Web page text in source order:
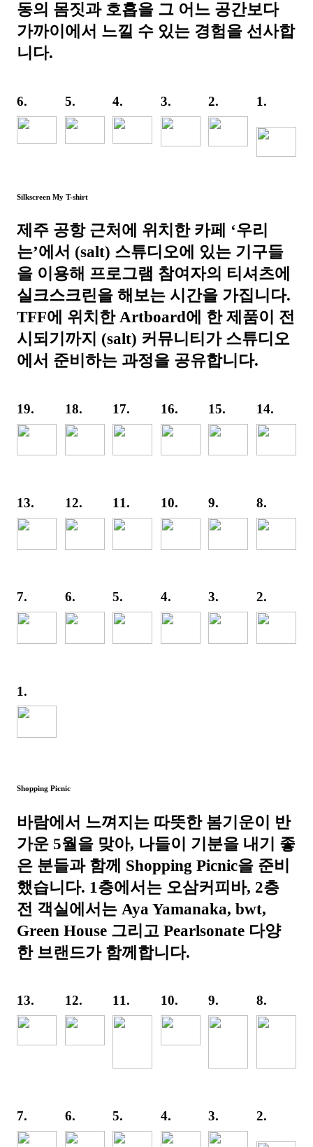
동의 몸짓과 호흡을 그 어느 공간보다
가까이에서 느낄 수 있는 경험을 선사합
니다.
6. 5. 4. 3. 2. 1.
Silkscreen My T-shirt
제주 공항 근처에 위치한 카페 ‘우리
는’에서 (salt) 스튜디오에 있는 기구들
을 이용해 프로그램 참여자의 티셔츠에
실크스크린을 해보는 시간을 가집니다.
TFF에 위치한 Artboard에 한 제품이 전
시되기까지 (salt) 커뮤니티가 스튜디오
에서 준비하는 과정을 공유합니다.
19. 18. 17. 16. 15. 14.
13. 12. 11. 10. 9. 8.
7. 6. 5. 4. 3. 2.
1.
Shopping Picnic
바람에서 느껴지는 따뜻한 봄기운이 반
가운 5월을 맞아, 나들이 기분을 내기 좋
은 분들과 함께 Shopping Picnic을 준비
했습니다. 1층에서는 오삼커피바, 2층
전 객실에서는 Aya Yamanaka, bwt,
Green House 그리고 Pearlsonate 다양
한 브랜드가 함께합니다.
13. 12. 11. 10. 9. 8.
7. 6. 5. 4. 3. 2.